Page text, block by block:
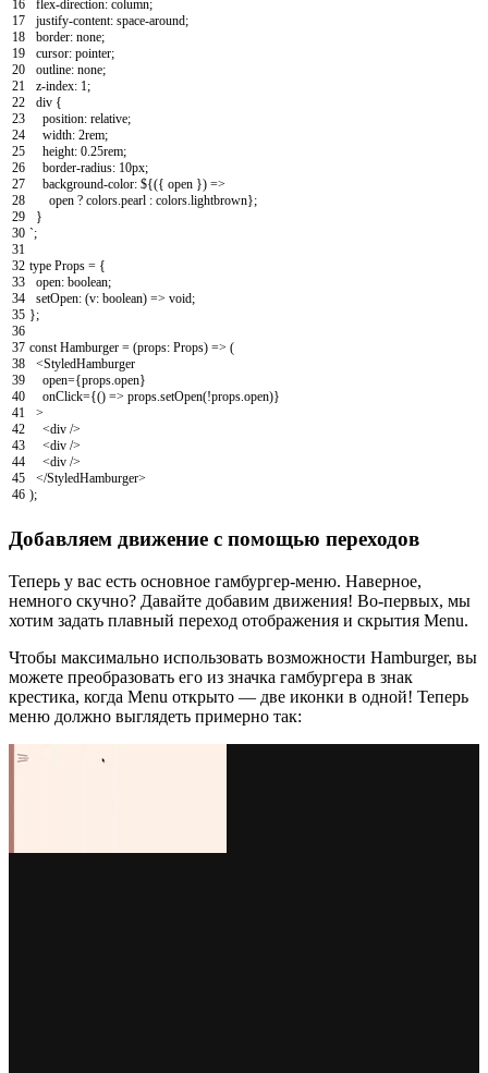
16
17
18
19
20
21
22
23
24
25
26
27
28
29
30
31
32
33
34
35
36
37
38
39
40
41
42
43
44
45
46
flex-direction: column;
justify-content: space-around;
border: none;
cursor: pointer;
outline: none;
z-index: 1;
div {
position: relative;
width: 2rem;
height: 0.25rem;
border-radius: 10px;
background-color: ${({ open }) =>
open ? colors.pearl : colors.lightbrown};
}
`;
type Props = {
open: boolean;
setOpen: (v: boolean) => void;
};
const Hamburger = (props: Props) => (
<StyledHamburger
open={props.open}
onClick={() => props.setOpen(!props.open)}
>
<div />
<div />
<div />
</StyledHamburger>
);
Добавляем движение с помощью переходов
Теперь у вас есть основное гамбургер-меню. Наверное,
немного скучно? Давайте добавим движения! Во-первых, мы
хотим задать плавный переход отображения и скрытия Menu.
Чтобы максимально использовать возможности Hamburger, вы
можете преобразовать его из значка гамбургера в знак
крестика, когда Menu открыто — две иконки в одной! Теперь
меню должно выглядеть примерно так: